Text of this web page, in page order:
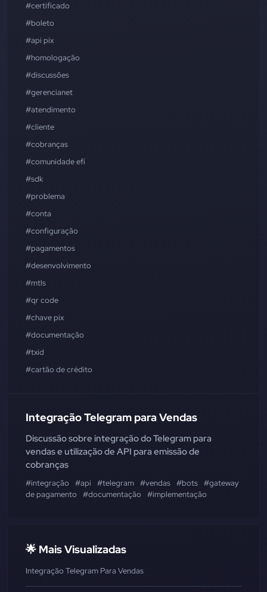
#certificado
#boleto
#api pix
#homologação
#discussões
#gerencianet
#atendimento
#cliente
#cobranças
#comunidade efí
#sdk
#problema
#conta
#configuração
#pagamentos
#desenvolvimento
#mtls
#qr code
#chave pix
#documentação
#txid
#cartão de crédito
Integração Telegram para Vendas
Discussão sobre integração do Telegram para
vendas e utilização de API para emissão de
cobranças
#integração #api #telegram #vendas #bots #gateway
de pagamento
#documentação #implementação
🌟 Mais Visualizadas
Integração Telegram Para Vendas